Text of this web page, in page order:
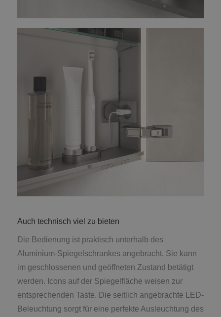
Auch technisch viel zu bieten
Die Bedienung ist praktisch unterhalb des
Aluminium-Spiegelschrankes angebracht. Sie kann
im geschlossenen und geöffneten Zustand betätigt
werden. Icons auf der Spiegelfläche weisen zur
entsprechenden Taste. Die seitlich angebrachte LED-
Beleuchtung sorgt für eine perfekte Ausleuchtung des